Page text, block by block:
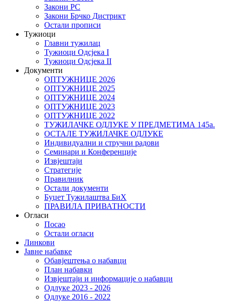
Закони РС
Закони Брчко Дистрикт
Остали прописи
Тужиоци
Главни тужилац
Тужиоци Oдсјекa I
Тужиоци Oдсјекa II
Документи
ОПТУЖНИЦЕ 2026
ОПТУЖНИЦЕ 2025
ОПТУЖНИЦЕ 2024
ОПТУЖНИЦЕ 2023
ОПТУЖНИЦЕ 2022
ТУЖИЛАЧКЕ ОДЛУКЕ У ПРЕДМЕТИМА 145а.
ОСТАЛЕ ТУЖИЛАЧКЕ ОДЛУКЕ
Индивидуални и стручни радови
Семинари и Конференције
Извјештаји
Стратегије
Правилник
Остали документи
Буџет Тужилаштва БиХ
ПРАВИЛА ПРИВАТНОСТИ
Огласи
Посао
Остали огласи
Линкови
Јавне набавке
Обавјештења о набавци
План набавки
Извјештаји и информације о набавци
Одлуке 2023 - 2026
Одлуке 2016 - 2022